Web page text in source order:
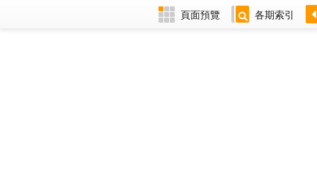
頁面預覽 各期索引